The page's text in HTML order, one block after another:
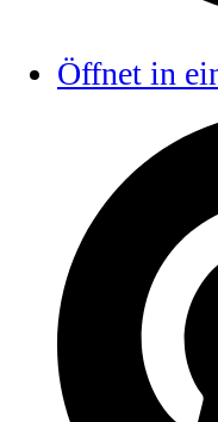
Öffnet in